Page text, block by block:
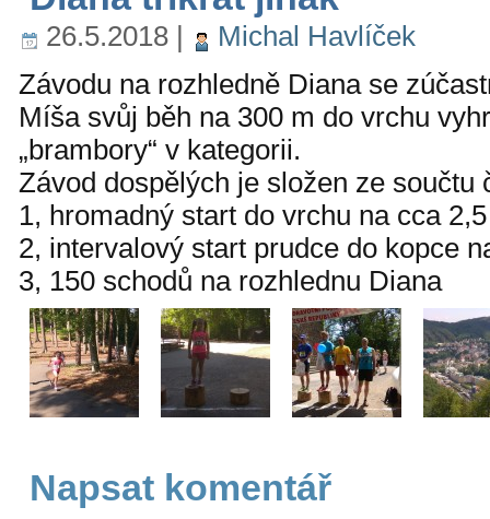
26.5.2018 |
Michal Havlíček
Závodu na rozhledně Diana se
Míša svůj běh na 300 m do vrchu
„brambory“ v kategorii.
Závod dospělých je složen ze součtu
1, hromadný start do vrchu na cca
2, intervalový start prudce do kopce
3, 150 schodů na rozhlednu Diana
Napsat komentář